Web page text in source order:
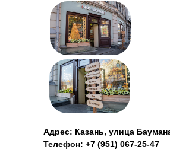
Адрес: Казань, улица
Телефон: +7 (951) 067-25-47